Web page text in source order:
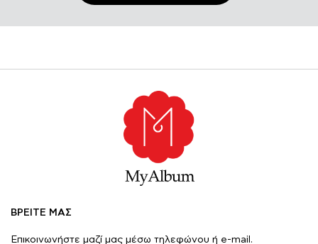
ΒΡΕΙΤΕ ΜΑΣ
Επικοινωνήστε μαζί μας μέσω τηλεφώνου ή e-mail.